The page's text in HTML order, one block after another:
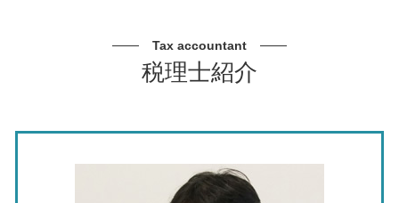
年末調整 所得税
会社 年末調整
税務調査 税理士 費用
決算書 税務申告書
個人事業主 税金対策
中期経営計画 とは
事業承継 認定機関
中小企業 経営支援
節税対策 税理士 相談 春日井市
事業承継 税理士 相談 東海市
節税対策 税理士 相談 東海市
銀行対策 税理士 相談 北名古屋市
経営計画 税理士 相談 名古屋市
税務調査 税理士 相談 東海市
Tax accountant
税理士紹介